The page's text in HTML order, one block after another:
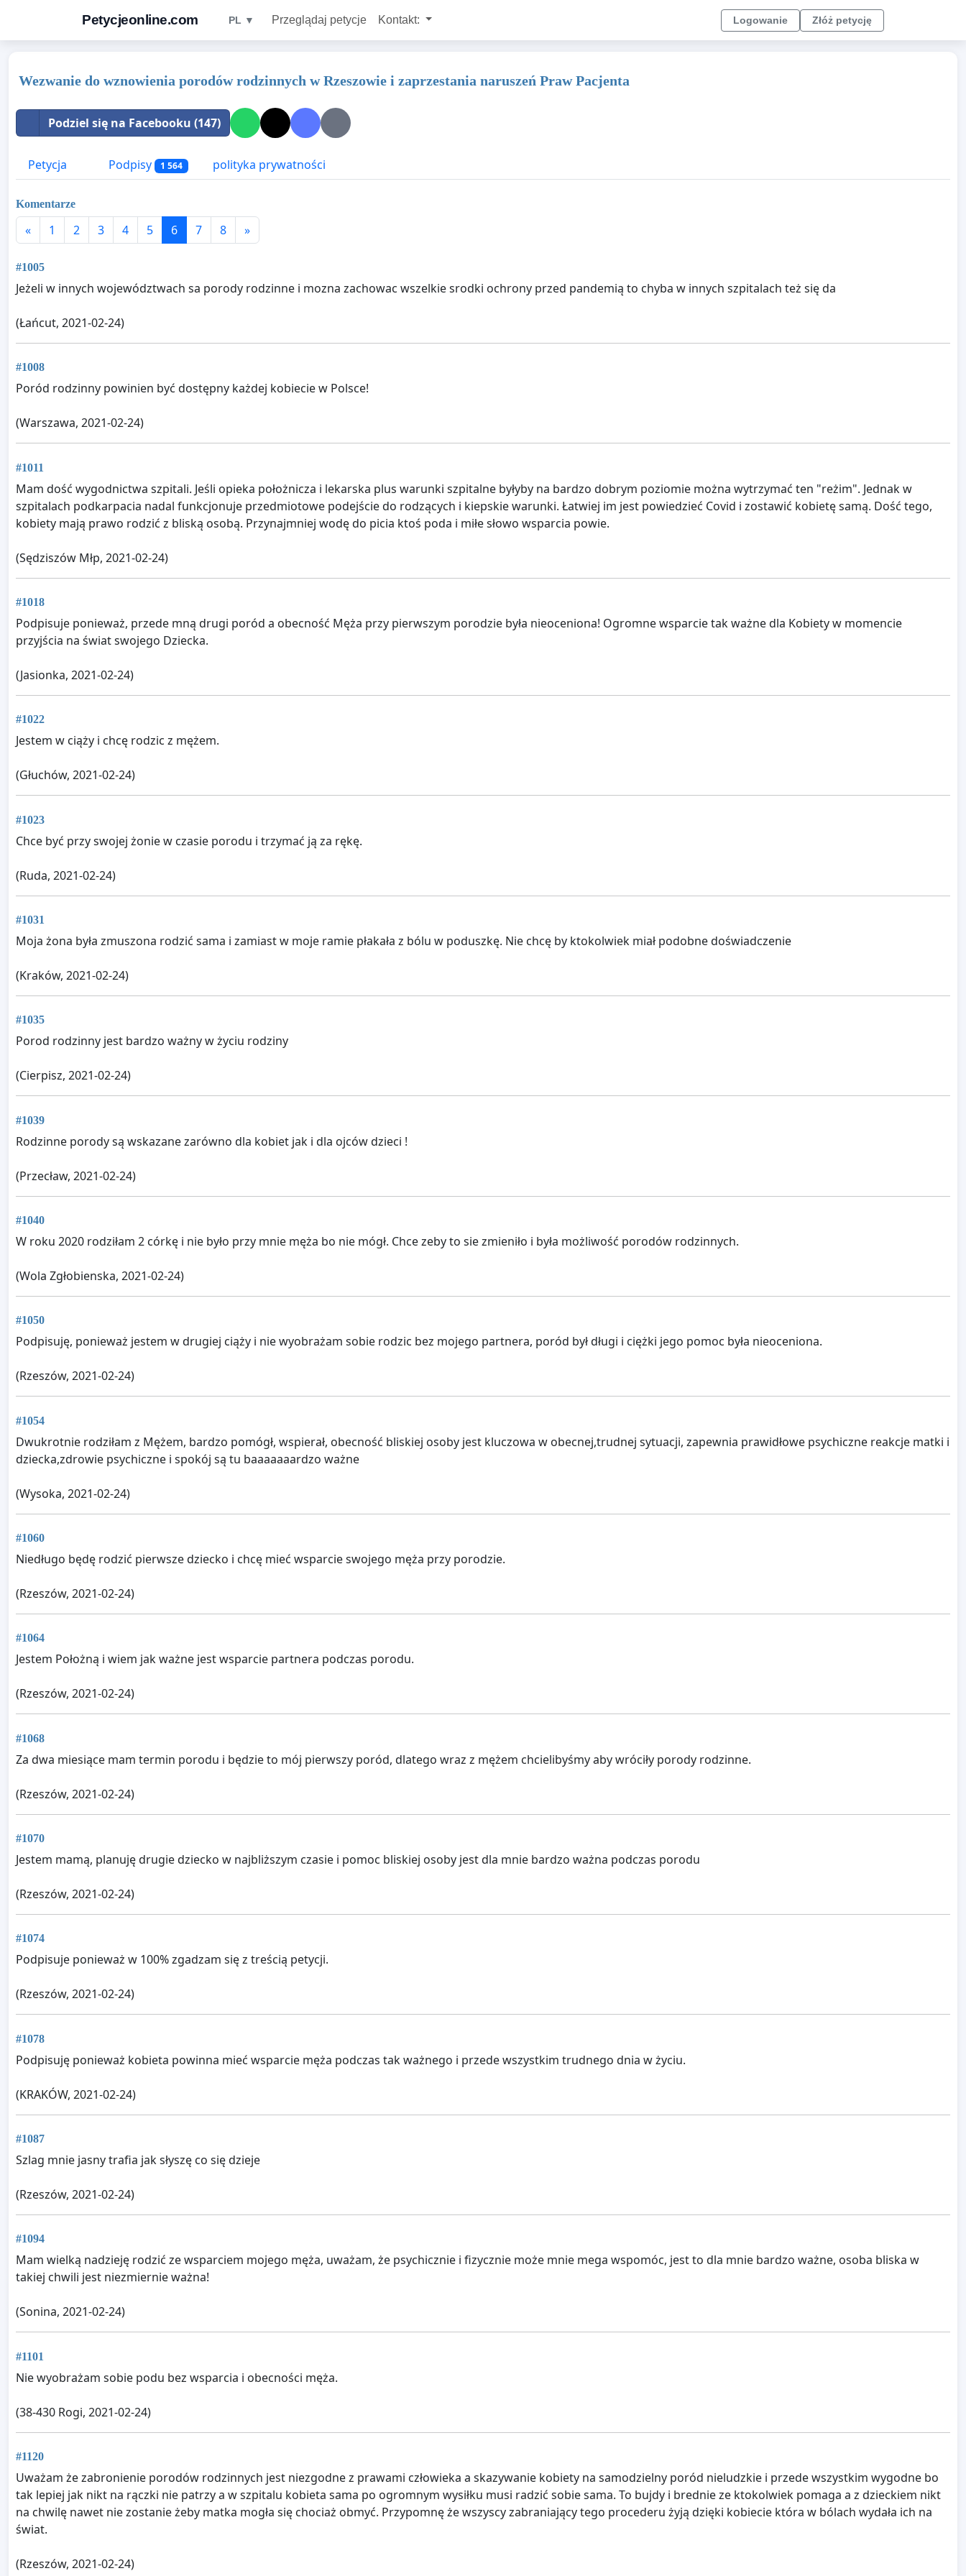
Petycjeonline.com PL ▼ Przeglądaj petycje Kontakt: Logowanie Złóż petycję
Wezwanie do wznowienia porodów rodzinnych w Rzeszowie i zaprzestania naruszeń Praw Pacjenta
Podziel się na Facebooku (147)
Petycja Podpisy 1 564 polityka prywatności
Komentarze
« 1 2 3 4 5 6 7 8 »
#1005
Jeżeli w innych województwach sa porody rodzinne i mozna zachowac wszelkie srodki ochrony przed pandemią to chyba w innych szpitalach też się da
(Łańcut, 2021-02-24)
#1008
Poród rodzinny powinien być dostępny każdej kobiecie w Polsce!
(Warszawa, 2021-02-24)
#1011
Mam dość wygodnictwa szpitali. Jeśli opieka położnicza i lekarska plus warunki szpitalne byłyby na bardzo dobrym poziomie można wytrzymać ten "reżim". Jednak w
szpitalach podkarpacia nadal funkcjonuje przedmiotowe podejście do rodzących i kiepskie warunki. Łatwiej im jest powiedzieć Covid i zostawić kobietę samą. Dość tego,
kobiety mają prawo rodzić z bliską osobą. Przynajmniej wodę do picia ktoś poda i miłe słowo wsparcia powie.
(Sędziszów Młp, 2021-02-24)
#1018
Podpisuje ponieważ, przede mną drugi poród a obecność Męża przy pierwszym porodzie była nieoceniona! Ogromne wsparcie tak ważne dla Kobiety w momencie
przyjścia na świat swojego Dziecka.
(Jasionka, 2021-02-24)
#1022
Jestem w ciąży i chcę rodzic z mężem.
(Głuchów, 2021-02-24)
#1023
Chce być przy swojej żonie w czasie porodu i trzymać ją za rękę.
(Ruda, 2021-02-24)
#1031
Moja żona była zmuszona rodzić sama i zamiast w moje ramie płakała z bólu w poduszkę. Nie chcę by ktokolwiek miał podobne doświadczenie
(Kraków, 2021-02-24)
#1035
Porod rodzinny jest bardzo ważny w życiu rodziny
(Cierpisz, 2021-02-24)
#1039
Rodzinne porody są wskazane zarówno dla kobiet jak i dla ojców dzieci !
(Przecław, 2021-02-24)
#1040
W roku 2020 rodziłam 2 córkę i nie było przy mnie męża bo nie mógł. Chce zeby to sie zmieniło i była możliwość porodów rodzinnych.
(Wola Zgłobienska, 2021-02-24)
#1050
Podpisuję, ponieważ jestem w drugiej ciąży i nie wyobrażam sobie rodzic bez mojego partnera, poród był długi i ciężki jego pomoc była nieoceniona.
(Rzeszów, 2021-02-24)
#1054
Dwukrotnie rodziłam z Mężem, bardzo pomógł, wspierał, obecność bliskiej osoby jest kluczowa w obecnej,trudnej sytuacji, zapewnia prawidłowe psychiczne reakcje matki i
dziecka,zdrowie psychiczne i spokój są tu baaaaaaardzo ważne
(Wysoka, 2021-02-24)
#1060
Niedługo będę rodzić pierwsze dziecko i chcę mieć wsparcie swojego męża przy porodzie.
(Rzeszów, 2021-02-24)
#1064
Jestem Położną i wiem jak ważne jest wsparcie partnera podczas porodu.
(Rzeszów, 2021-02-24)
#1068
Za dwa miesiące mam termin porodu i będzie to mój pierwszy poród, dlatego wraz z mężem chcielibyśmy aby wróciły porody rodzinne.
(Rzeszów, 2021-02-24)
#1070
Jestem mamą, planuję drugie dziecko w najbliższym czasie i pomoc bliskiej osoby jest dla mnie bardzo ważna podczas porodu
(Rzeszów, 2021-02-24)
#1074
Podpisuje ponieważ w 100% zgadzam się z treścią petycji.
(Rzeszów, 2021-02-24)
#1078
Podpisuję ponieważ kobieta powinna mieć wsparcie męża podczas tak ważnego i przede wszystkim trudnego dnia w życiu.
(KRAKÓW, 2021-02-24)
#1087
Szlag mnie jasny trafia jak słyszę co się dzieje
(Rzeszów, 2021-02-24)
#1094
Mam wielką nadzieję rodzić ze wsparciem mojego męża, uważam, że psychicznie i fizycznie może mnie mega wspomóc, jest to dla mnie bardzo ważne, osoba bliska w
takiej chwili jest niezmiernie ważna!
(Sonina, 2021-02-24)
#1101
Nie wyobrażam sobie podu bez wsparcia i obecności męża.
(38-430 Rogi, 2021-02-24)
#1120
Uważam że zabronienie porodów rodzinnych jest niezgodne z prawami człowieka a skazywanie kobiety na samodzielny poród nieludzkie i przede wszystkim wygodne bo
tak lepiej jak nikt na rączki nie patrzy a w szpitalu kobieta sama po ogromnym wysiłku musi radzić sobie sama. To bujdy i brednie ze ktokolwiek pomaga a z dzieckiem nikt
na chwilę nawet nie zostanie żeby matka mogła się chociaż obmyć. Przypomnę że wszyscy zabraniający tego procederu żyją dzięki kobiecie która w bólach wydała ich na
świat.
(Rzeszów, 2021-02-24)